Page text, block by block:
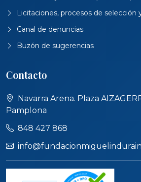
Licitaciones, procesos de selección
Canal de denuncias
Buzón de sugerencias
Contacto
Navarra Arena. Plaza
Pamplona
848 427 868